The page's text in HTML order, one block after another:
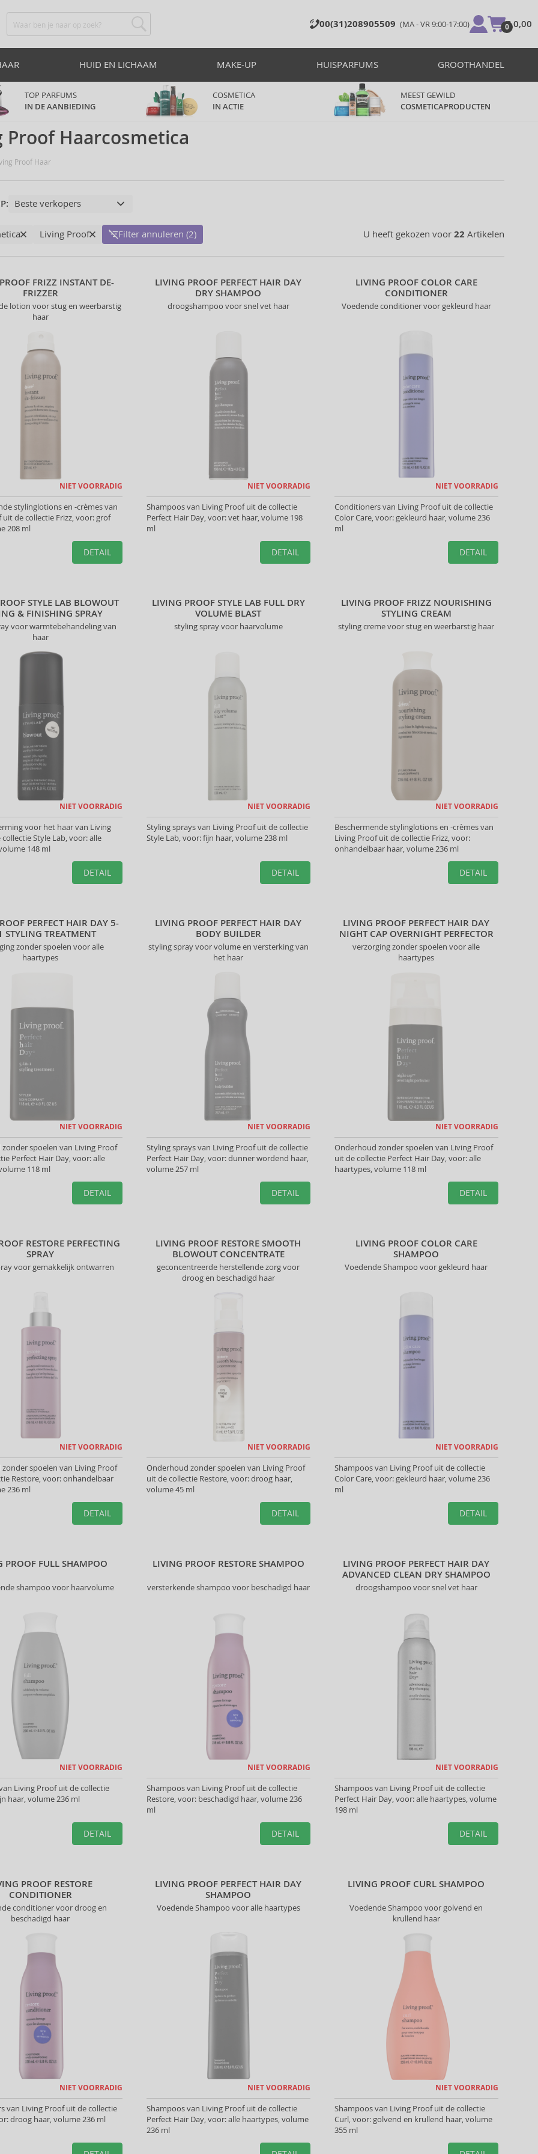
00(31)208905509 (MA - VR 9:00-17:00) 0
€ 0,00
HUID EN LICHAAM MAKE-UP HUISPARFUMS GROOTHANDEL
TOP PARFUMS
IN DE AANBIEDING
COSMETICA
IN ACTIE
MEEST GEWILD
COSMETICAPRODUCTEN
Proof Haarcosmetica
Proof Haar
U heeft gekozen voor 22 Artikelen
Living Proof Filter annuleren (2)
FRIZZ INSTANT DE-
FRIZZER
lotion voor stug en weerbarstig
haar
NIET VOORRADIG
stylinglotions en -crèmes van
uit de collectie Frizz, voor: grof
208 ml
DETAIL
LIVING PROOF PERFECT HAIR DAY
DRY SHAMPOO
droogshampoo voor snel vet haar
NIET VOORRADIG
Shampoos van Living Proof uit de collectie
Perfect Hair Day, voor: vet haar, volume 198
ml
DETAIL
LIVING PROOF COLOR CARE
CONDITIONER
Voedende conditioner voor gekleurd haar
NIET VOORRADIG
Conditioners van Living Proof uit de collectie
Color Care, voor: gekleurd haar, volume 236
ml
DETAIL
STYLE LAB BLOWOUT
& FINISHING SPRAY
voor warmtebehandeling van
haar
NIET VOORRADIG
voor het haar van Living
Style Lab, voor: alle
148 ml
DETAIL
LIVING PROOF STYLE LAB FULL DRY
VOLUME BLAST
styling spray voor haarvolume
NIET VOORRADIG
Styling sprays van Living Proof uit de collectie
Style Lab, voor: fijn haar, volume 238 ml
DETAIL
LIVING PROOF FRIZZ NOURISHING
STYLING CREAM
styling creme voor stug en weerbarstig haar
NIET VOORRADIG
Beschermende stylinglotions en -crèmes van
Living Proof uit de collectie Frizz, voor:
onhandelbaar haar, volume 236 ml
DETAIL
PERFECT HAIR DAY 5-
STYLING TREATMENT
zonder spoelen voor alle
haartypes
NIET VOORRADIG
spoelen van Living Proof
Perfect Hair Day, voor: alle
118 ml
DETAIL
LIVING PROOF PERFECT HAIR DAY
BODY BUILDER
styling spray voor volume en versterking van
het haar
NIET VOORRADIG
Styling sprays van Living Proof uit de collectie
Perfect Hair Day, voor: dunner wordend haar,
volume 257 ml
DETAIL
LIVING PROOF PERFECT HAIR DAY
NIGHT CAP OVERNIGHT PERFECTOR
verzorging zonder spoelen voor alle
haartypes
NIET VOORRADIG
Onderhoud zonder spoelen van Living Proof
uit de collectie Perfect Hair Day, voor: alle
haartypes, volume 118 ml
DETAIL
RESTORE PERFECTING
SPRAY
voor gemakkelijk ontwarren
NIET VOORRADIG
spoelen van Living Proof
Restore, voor: onhandelbaar
236 ml
DETAIL
LIVING PROOF RESTORE SMOOTH
BLOWOUT CONCENTRATE
geconcentreerde herstellende zorg voor
droog en beschadigd haar
NIET VOORRADIG
Onderhoud zonder spoelen van Living Proof
uit de collectie Restore, voor: droog haar,
volume 45 ml
DETAIL
LIVING PROOF COLOR CARE
SHAMPOO
Voedende Shampoo voor gekleurd haar
NIET VOORRADIG
Shampoos van Living Proof uit de collectie
Color Care, voor: gekleurd haar, volume 236
ml
DETAIL
PROOF FULL SHAMPOO
shampoo voor haarvolume
NIET VOORRADIG
Living Proof uit de collectie
haar, volume 236 ml
DETAIL
LIVING PROOF RESTORE SHAMPOO
versterkende shampoo voor beschadigd haar
NIET VOORRADIG
Shampoos van Living Proof uit de collectie
Restore, voor: beschadigd haar, volume 236
ml
DETAIL
LIVING PROOF PERFECT HAIR DAY
ADVANCED CLEAN DRY SHAMPOO
droogshampoo voor snel vet haar
NIET VOORRADIG
Shampoos van Living Proof uit de collectie
Perfect Hair Day, voor: alle haartypes, volume
198 ml
DETAIL
PROOF RESTORE
CONDITIONER
conditioner voor droog en
beschadigd haar
NIET VOORRADIG
van Living Proof uit de collectie
droog haar, volume 236 ml
LIVING PROOF PERFECT HAIR DAY
SHAMPOO
Voedende Shampoo voor alle haartypes
NIET VOORRADIG
Shampoos van Living Proof uit de collectie
Perfect Hair Day, voor: alle haartypes, volume
236 ml
LIVING PROOF CURL SHAMPOO
Voedende Shampoo voor golvend en
krullend haar
NIET VOORRADIG
Shampoos van Living Proof uit de collectie
Curl, voor: golvend en krullend haar, volume
355 ml